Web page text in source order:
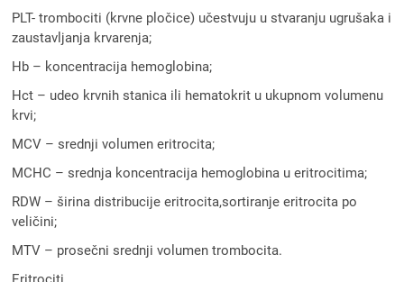
PLT- trombociti (krvne pločice) učestvuju u stvaranju ugrušaka i
zaustavljanja krvarenja;
Hb – koncentracija hemoglobina;
Hct – udeo krvnih stanica ili hematokrit u ukupnom volumenu
krvi;
MCV – srednji volumen eritrocita;
MCHC – srednja koncentracija hemoglobina u eritrocitima;
RDW – širina distribucije eritrocita,sortiranje eritrocita po
veličini;
MTV – prosečni srednji volumen trombocita.